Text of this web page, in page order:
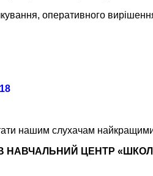
оперативного
нашим слухачам
ЦЕНТР